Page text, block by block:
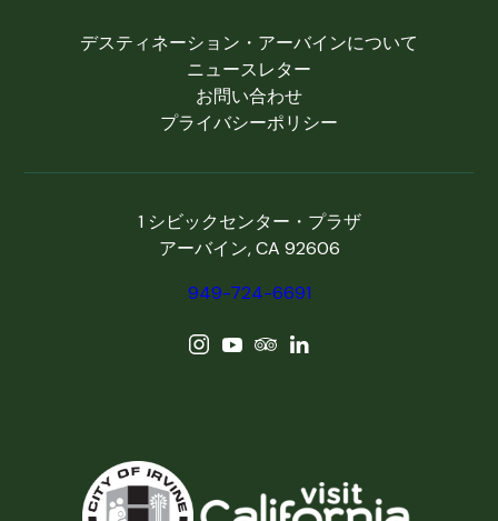
デスティネーション・アーバインについて
ニュースレター
お問い合わせ
プライバシーポリシー
1 シビックセンター・プラザ
アーバイン, CA 92606
949-724-6691